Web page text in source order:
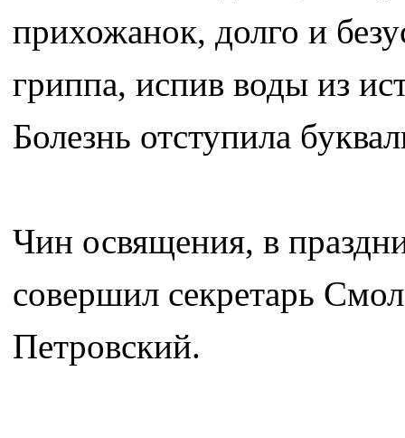
прихожанок, долго и
гриппа, испив воды из
Болезнь отступила
Чин освящения, в
совершил секретарь
Петровский.